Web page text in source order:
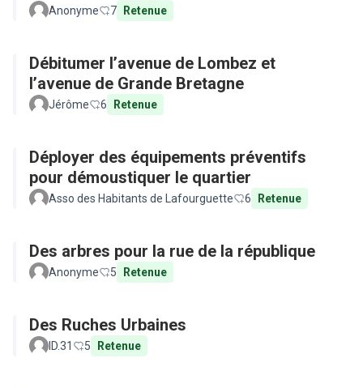
Anonyme 7 Retenue
Débitumer l’avenue de Lombez et
l’avenue de Grande Bretagne
Jérôme 6 Retenue
Déployer des équipements préventifs
pour démoustiquer le quartier
Asso des Habitants de Lafourguette 6 Retenue
Des arbres pour la rue de la république
Anonyme 5 Retenue
Des Ruches Urbaines
ID.31 5 Retenue